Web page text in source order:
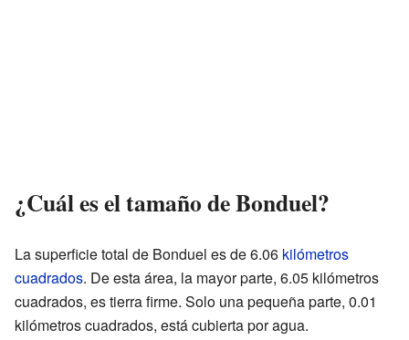
¿Cuál es el tamaño de Bonduel?
La superficie total de Bonduel es de 6.06 kilómetros
cuadrados. De esta área, la mayor parte, 6.05 kilómetros
cuadrados, es tierra firme. Solo una pequeña parte, 0.01
kilómetros cuadrados, está cubierta por agua.